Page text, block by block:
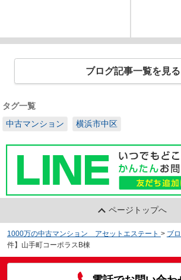
ブログ記事一覧を見る
タグ一覧
中古マンション
横浜市中区
ページトップへ
1000万の中古マンション アセットエステート > ブ
件】山手町コーポラスB棟